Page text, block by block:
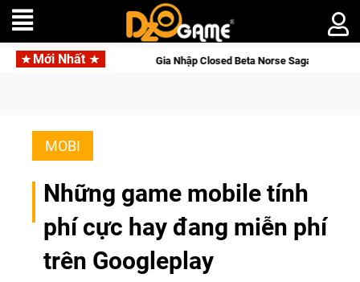
Mới Nhất Gia Nhập Closed Beta Norse Saga: Cửu Giới Thức Tỉnh,
MOBI
Những game mobile tính
phí cực hay đang miễn phí
trên Googleplay